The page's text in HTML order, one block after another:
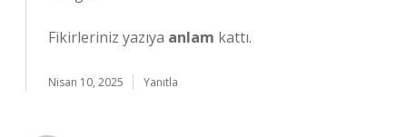
Fikirleriniz yazıya anlam kattı.
Nisan 10, 2025 Yanıtla